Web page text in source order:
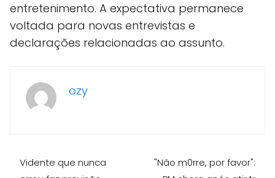
entretenimento. A expectativa permanece
voltada para novas entrevistas e
declarações relacionadas ao assunto.
ozy
Vidente que nunca
"Não m0rre, por favor":